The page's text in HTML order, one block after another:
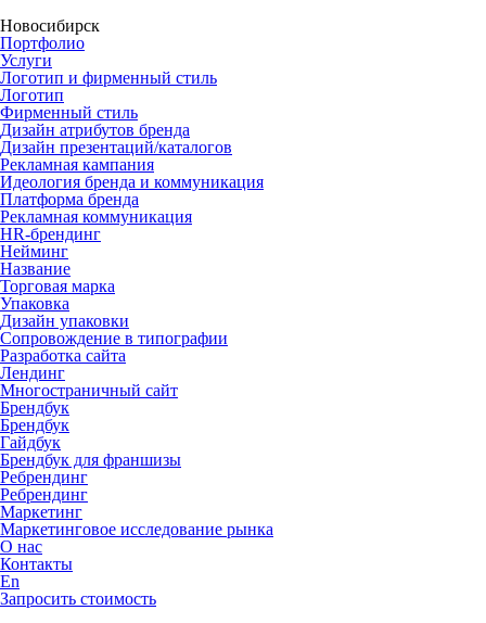
Новосибирск
Портфолио
Услуги
Логотип и фирменный стиль
Логотип
Фирменный стиль
Дизайн атрибутов бренда
Дизайн презентаций/каталогов
Рекламная кампания
Идеология бренда и коммуникация
Платформа бренда
Рекламная коммуникация
HR-брендинг
Нейминг
Название
Торговая марка
Упаковка
Дизайн упаковки
Сопровождение в типографии
Разработка сайта
Лендинг
Многостраничный сайт
Брендбук
Брендбук
Гайдбук
Брендбук для франшизы
Ребрендинг
Ребрендинг
Маркетинг
Маркетинговое исследование рынка
О нас
Контакты
En
Запросить стоимость